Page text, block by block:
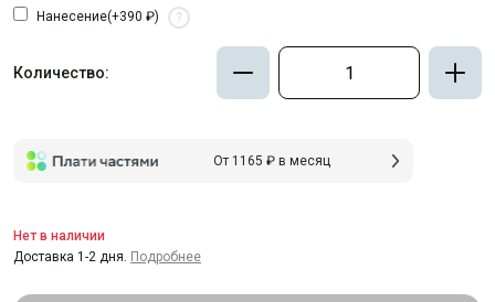
Нанесение(+390 ₽) ?
Количество:
От 1165 ₽ в месяц
Нет в наличии
Доставка 1-2 дня. Подробнее